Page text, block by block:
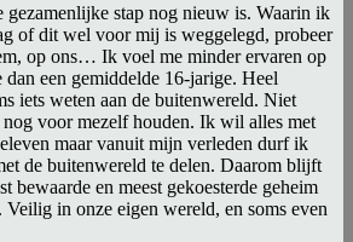
gezamenlijke stap nog nieuw is. Waarin ik
of dit wel voor mij is weggelegd, probeer
op ons… Ik voel me minder ervaren op
een gemiddelde 16-jarige. Heel
iets weten aan de buitenwereld. Niet
voor mezelf houden. Ik wil alles met
maar vanuit mijn verleden durf ik
de buitenwereld te delen. Daarom blijft
bewaarde en meest gekoesterde geheim
in onze eigen wereld, en soms even